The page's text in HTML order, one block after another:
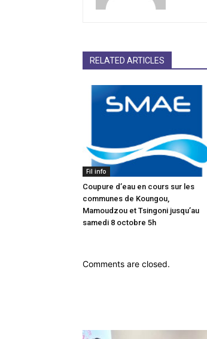
RELATED ARTICLES
Fil info
Coupure d’eau en cours sur les
communes de Koungou,
Mamoudzou et Tsingoni jusqu’au
samedi 8 octobre 5h
Comments are closed.